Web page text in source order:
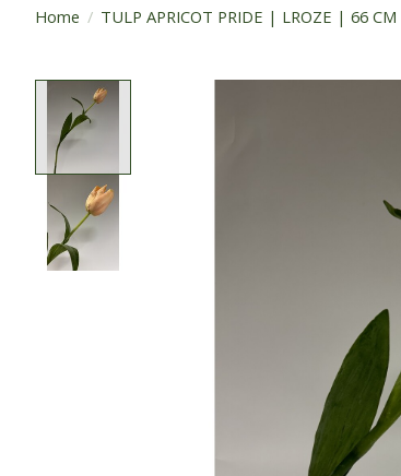
Home / TULP APRICOT PRIDE | LROZE | 66 CM